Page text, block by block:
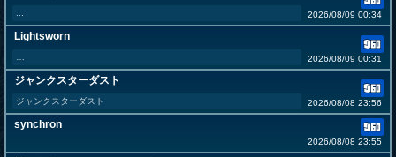
... 2026/08/09 00:34
Lightsworn
… 2026/08/09 00:31
ジャンクスターダスト
ジャンクスターダスト 2026/08/08 23:56
synchron
2026/08/08 23:55